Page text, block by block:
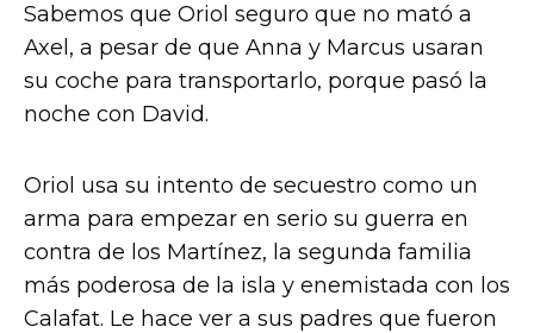
Sabemos que Oriol seguro que no mató a
Axel, a pesar de que Anna y Marcus usaran
su coche para transportarlo, porque pasó la
noche con David.
Oriol usa su intento de secuestro como un
arma para empezar en serio su guerra en
contra de los Martínez, la segunda familia
más poderosa de la isla y enemistada con los
Calafat. Le hace ver a sus padres que fueron